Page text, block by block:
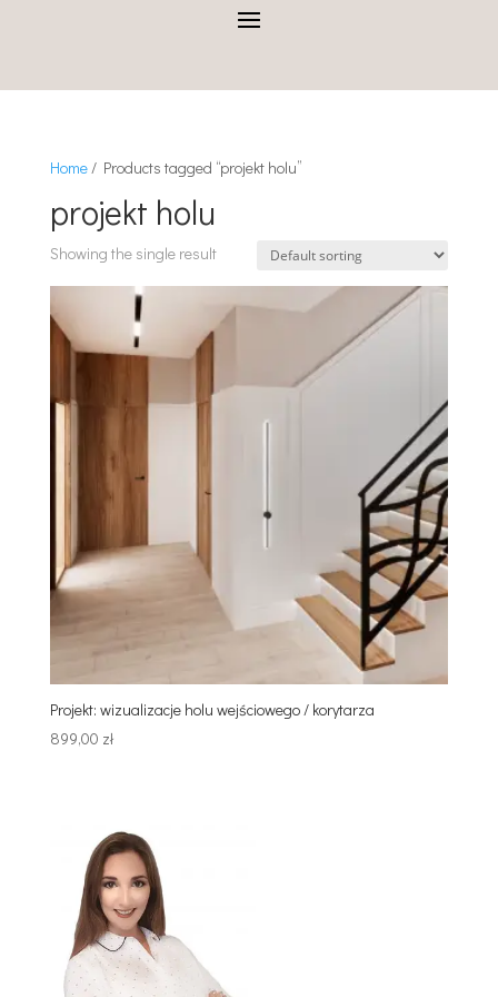
Home/ Products tagged “projekt holu”
projekt holu
Showing the single result
Projekt: wizualizacje holu wejściowego / korytarza
899,00 zł